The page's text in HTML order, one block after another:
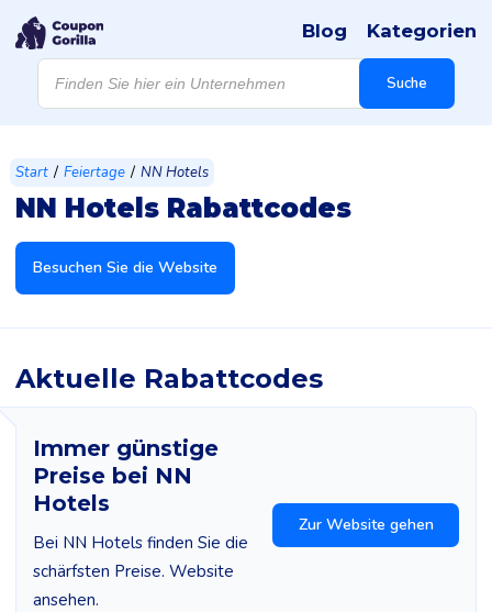
Products
search Suche
Blog Kategorien
Start / Feiertage / NN Hotels
NN Hotels Rabattcodes
Besuchen Sie die Website
Aktuelle Rabattcodes
Immer günstige
Preise bei NN
Hotels
Bei NN Hotels finden Sie die
schärfsten Preise. Website
ansehen.
Zur Website gehen